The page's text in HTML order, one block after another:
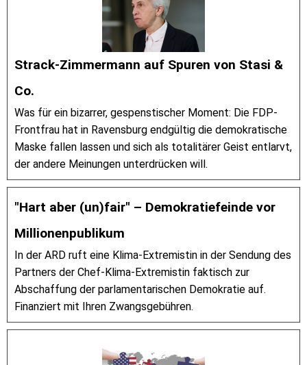
Strack-Zimmermann auf Spuren von Stasi &
Co.
Was für ein bizarrer, gespenstischer Moment: Die FDP-
Frontfrau hat in Ravensburg endgültig die demokratische
Maske fallen lassen und sich als totalitärer Geist entlarvt,
der andere Meinungen unterdrücken will.
"Hart aber (un)fair" – Demokratiefeinde vor
Millionenpublikum
In der ARD ruft eine Klima-Extremistin in der Sendung des
Partners der Chef-Klima-Extremistin faktisch zur
Abschaffung der parlamentarischen Demokratie auf.
Finanziert mit Ihren Zwangsgebühren.